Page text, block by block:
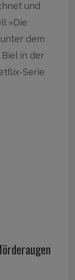
und
»Die
dem
in der
Serie